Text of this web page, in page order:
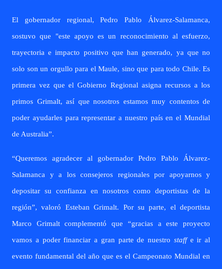
El gobernador regional, Pedro Pablo Álvarez-Salamanca,
sostuvo que "este apoyo es un reconocimiento al esfuerzo,
trayectoria e impacto positivo que han generado, ya que no
solo son un orgullo para el Maule, sino que para todo Chile. Es
primera vez que el Gobierno Regional asigna recursos a los
primos Grimalt, así que nosotros estamos muy contentos de
poder ayudarles para representar a nuestro país en el Mundial
de Australia”.
“Queremos agradecer al gobernador Pedro Pablo Álvarez-
Salamanca y a los consejeros regionales por apoyarnos y
depositar su confianza en nosotros como deportistas de la
región”, valoró Esteban Grimalt. Por su parte, el deportista
Marco Grimalt complementó que “gracias a este proyecto
vamos a poder financiar a gran parte de nuestro staff e ir al
evento fundamental del año que es el Campeonato Mundial en